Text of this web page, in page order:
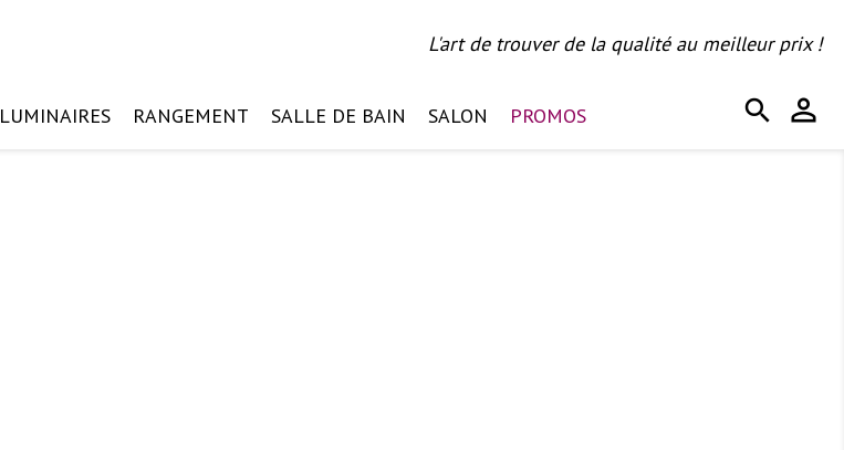
L'art de trouver de la qualité au meilleur prix !
person_outline
search
LUMINAIRES RANGEMENT SALLE DE BAIN SALON PROMOS